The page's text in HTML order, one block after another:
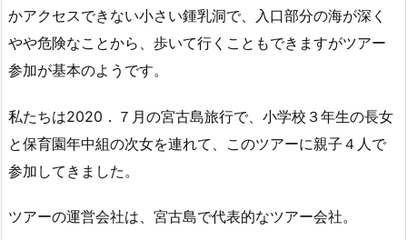
かアクセスできない小さい鍾乳洞で、入口部分の海が深く
やや危険なことから、歩いて行くこともできますがツアー
参加が基本のようです。
私たちは2020．７月の宮古島旅行で、小学校３年生の長女
と保育園年中組の次女を連れて、このツアーに親子４人で
参加してきました。
ツアーの運営会社は、宮古島で代表的なツアー会社。